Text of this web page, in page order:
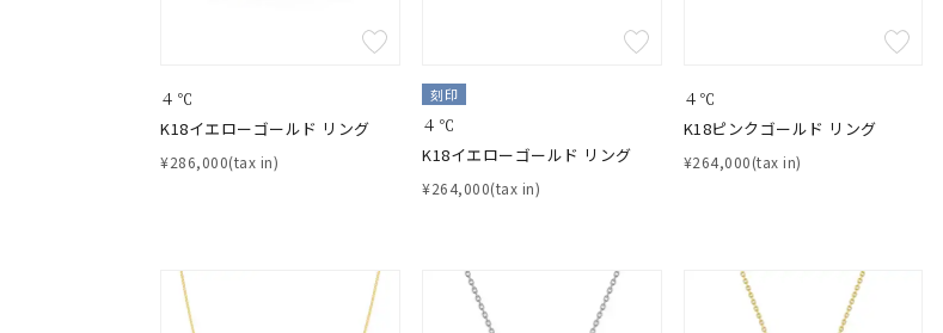
４℃
K18イエローゴールド リング
¥286,000(tax in)
刻印
４℃
K18イエローゴールド リング
¥264,000(tax in)
４℃
K18ピンクゴールド リング
¥264,000(tax in)